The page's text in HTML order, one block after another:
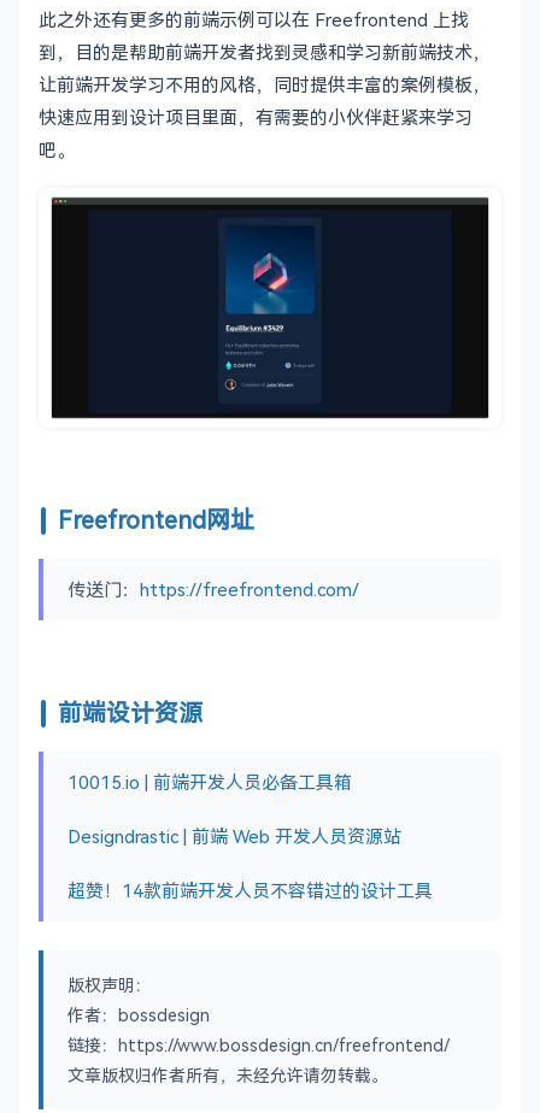
此之外还有更多的前端示例可以在 Freefrontend 上找
到，目的是帮助前端开发者找到灵感和学习新前端技术，
让前端开发学习不用的风格，同时提供丰富的案例模板，
快速应用到设计项目里面，有需要的小伙伴赶紧来学习
吧。
Freefrontend网址
传送门： https://freefrontend.com/
前端设计资源
10015.io | 前端开发人员必备工具箱
Designdrastic | 前端 Web 开发人员资源站
超赞！14款前端开发人员不容错过的设计工具
版权声明：
作者：bossdesign
链接：https://www.bossdesign.cn/freefrontend/
文章版权归作者所有，未经允许请勿转载。